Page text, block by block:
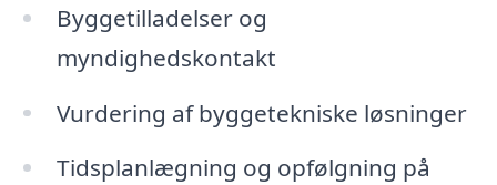
Byggetilladelser og
myndighedskontakt
Vurdering af byggetekniske løsninger
Tidsplanlægning og opfølgning på